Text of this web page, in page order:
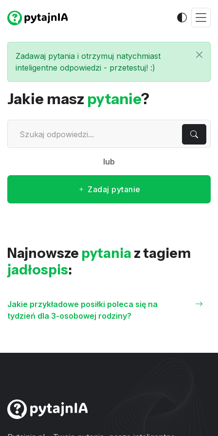
Zadawaj pytania i otrzymuj natychmiast
inteligentne odpowiedzi - przetestuj! :)
Jakie masz pytanie?
lub
Zadaj pytanie
Najnowsze pytania z tagiem
jadłospis:
Jakie przykładowe posiłki poleca się na
tydzień dla 3-osobowej rodziny?